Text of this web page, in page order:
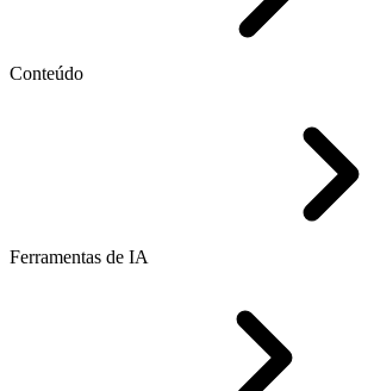
Conteúdo
Ferramentas de IA